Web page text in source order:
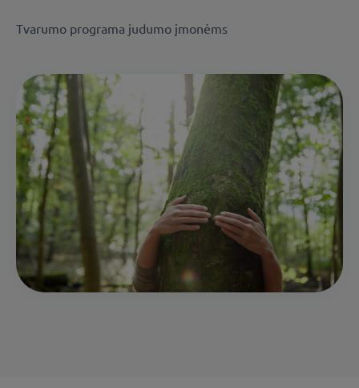
Tvarumo programa judumo įmonėms